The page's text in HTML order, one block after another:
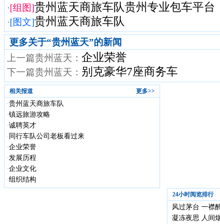
·[组图]贵州蓝天商旅车队贵州专业包车平台
·[图文]贵州蓝天商旅车队
更多关于“贵州蓝天”的新闻
上一篇贵州蓝天： 企业荣誉
下一篇贵州蓝天： 别克豪华7座商务车
更多>>
相关报道
·贵州蓝天商旅车队
·镇远旅游攻略
·诚聘英才
· 同行车队公司老板看过来
·企业荣誉
·发展历程
·企业文化
·组织结构
24小时阅览排行
· 风过茅台 一襟
·凝冻夜思 人间